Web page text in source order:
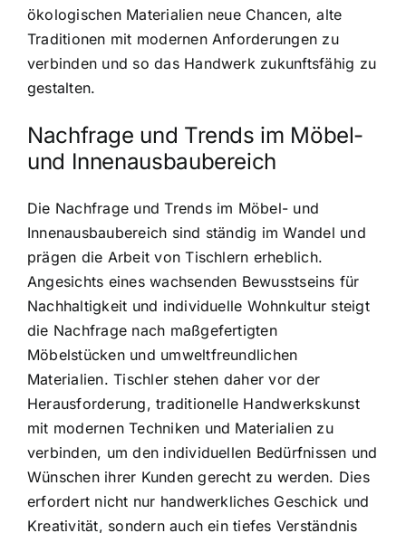
ökologischen Materialien neue Chancen, alte
Traditionen mit modernen Anforderungen zu
verbinden und so das Handwerk zukunftsfähig zu
gestalten.
Nachfrage und Trends im Möbel-
und Innenausbaubereich
Die Nachfrage und Trends im Möbel- und
Innenausbaubereich sind ständig im Wandel und
prägen die Arbeit von Tischlern erheblich.
Angesichts eines wachsenden Bewusstseins für
Nachhaltigkeit und individuelle Wohnkultur steigt
die Nachfrage nach maßgefertigten
Möbelstücken und umweltfreundlichen
Materialien. Tischler stehen daher vor der
Herausforderung, traditionelle Handwerkskunst
mit modernen Techniken und Materialien zu
verbinden, um den individuellen Bedürfnissen und
Wünschen ihrer Kunden gerecht zu werden. Dies
erfordert nicht nur handwerkliches Geschick und
Kreativität, sondern auch ein tiefes Verständnis